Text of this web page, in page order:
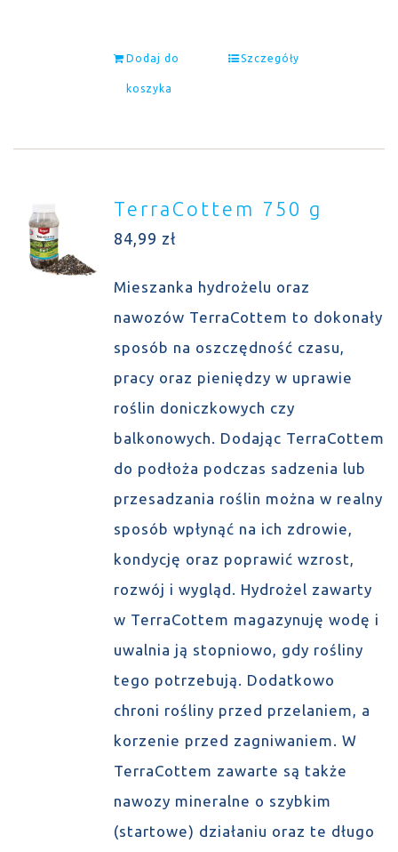
Dodaj do
koszyka
Szczegóły
TerraCottem 750 g
84,99 zł
Mieszanka hydrożelu oraz
nawozów TerraCottem to dokonały
sposób na oszczędność czasu,
pracy oraz pieniędzy w uprawie
roślin doniczkowych czy
balkonowych. Dodając TerraCottem
do podłoża podczas sadzenia lub
przesadzania roślin można w realny
sposób wpłynąć na ich zdrowie,
kondycję oraz poprawić wzrost,
rozwój i wygląd. Hydrożel zawarty
w TerraCottem magazynuję wodę i
uwalnia ją stopniowo, gdy rośliny
tego potrzebują. Dodatkowo
chroni rośliny przed przelaniem, a
korzenie przed zagniwaniem. W
TerraCottem zawarte są także
nawozy mineralne o szybkim
(startowe) działaniu oraz te długo